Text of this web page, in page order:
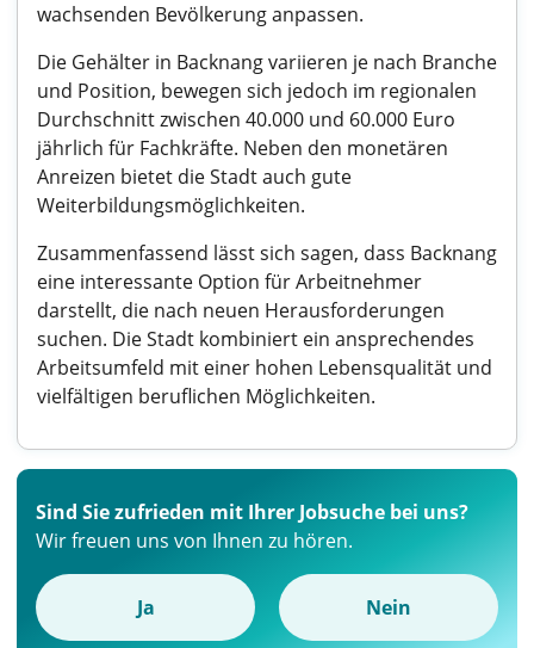
wachsenden Bevölkerung anpassen.
Die Gehälter in Backnang variieren je nach Branche
und Position, bewegen sich jedoch im regionalen
Durchschnitt zwischen 40.000 und 60.000 Euro
jährlich für Fachkräfte. Neben den monetären
Anreizen bietet die Stadt auch gute
Weiterbildungsmöglichkeiten.
Zusammenfassend lässt sich sagen, dass Backnang
eine interessante Option für Arbeitnehmer
darstellt, die nach neuen Herausforderungen
suchen. Die Stadt kombiniert ein ansprechendes
Arbeitsumfeld mit einer hohen Lebensqualität und
vielfältigen beruflichen Möglichkeiten.
Sind Sie zufrieden mit Ihrer Jobsuche bei uns?
Wir freuen uns von Ihnen zu hören.
Ja Nein